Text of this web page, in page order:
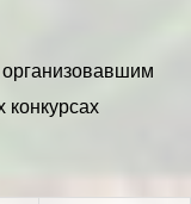
конкурсах